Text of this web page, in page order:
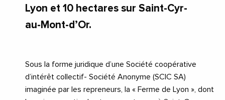
Lyon et 10 hectares sur Saint-Cyr-
au-Mont-d’Or.
Sous la forme juridique d’une Société coopérative
d’intérêt collectif- Société Anonyme (SCIC SA)
imaginée par les repreneurs, la « Ferme de Lyon », dont